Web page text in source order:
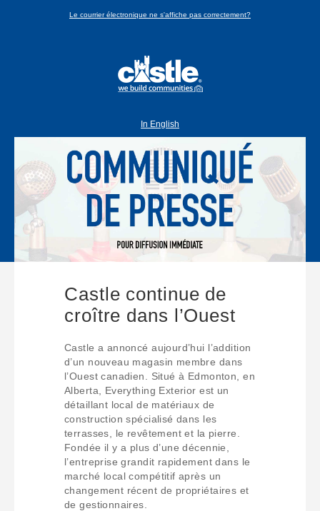
Le courrier électronique ne s'affiche pas correctement?
In English
Castle continue de
croître dans l’Ouest
Castle a annoncé aujourd’hui l’addition
d’un nouveau magasin membre dans
l’Ouest canadien. Situé à Edmonton, en
Alberta, Everything Exterior est un
détaillant local de matériaux de
construction spécialisé dans les
terrasses, le revêtement et la pierre.
Fondée il y a plus d’une décennie,
l’entreprise grandit rapidement dans le
marché local compétitif après un
changement récent de propriétaires et
de gestionnaires.